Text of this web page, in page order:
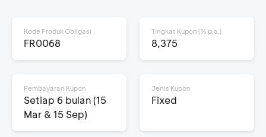
Kode Produk Obligasi
FR0068
Tingkat Kupon (% p.a.)
8,375
Pembayaran Kupon
Setiap 6 bulan (15
Mar & 15 Sep)
Jenis Kupon
Fixed